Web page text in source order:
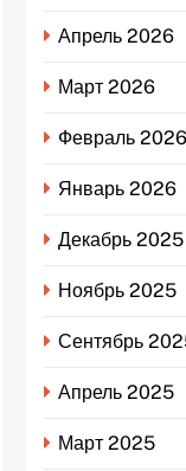
Апрель 2026
Март 2026
Февраль 2026
Январь 2026
Декабрь 2025
Ноябрь 2025
Сентябрь
Апрель 2025
Март 2025